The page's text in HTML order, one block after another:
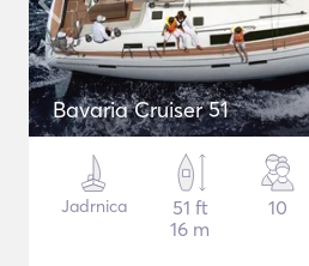
Bavaria Cruiser 51
Jadrnica
51 ft
16 m
10